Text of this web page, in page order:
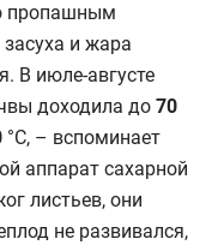
пропашным
и жара
В июле-августе
доходила до 70
°C, – вспоминает
аппарат сахарной
листьев, они
не развивался,